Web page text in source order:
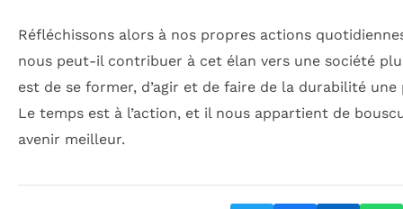
Réfléchissons alors à nos propres actions
nous peut-il contribuer à cet élan vers une société
est de se former, d’agir et de faire de la durabilité
Le temps est à l’action, et il nous appartient de
avenir meilleur.